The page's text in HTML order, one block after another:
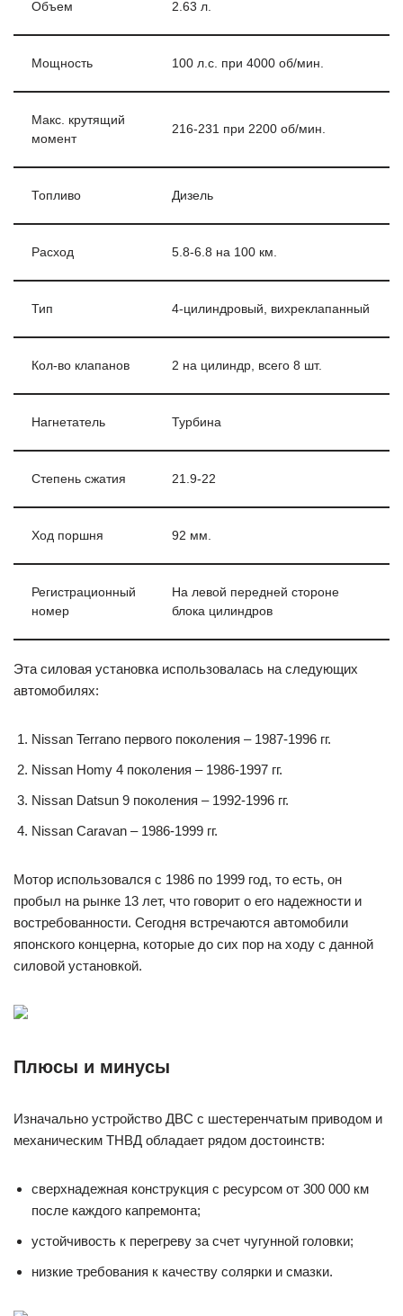
Объем 2.63 л.
Мощность 100 л.с. при 4000 об/мин.
Макс. крутящий
момент
216-231 при 2200 об/мин.
Топливо Дизель
Расход 5.8-6.8 на 100 км.
Тип 4-цилиндровый, вихреклапанный
Кол-во клапанов 2 на цилиндр, всего 8 шт.
Нагнетатель Турбина
Степень сжатия 21.9-22
Ход поршня 92 мм.
Регистрационный
номер
На левой передней стороне
блока цилиндров
Эта силовая установка использовалась на следующих
автомобилях:
Nissan Terrano первого поколения – 1987-1996 гг.
Nissan Homy 4 поколения – 1986-1997 гг.
Nissan Datsun 9 поколения – 1992-1996 гг.
Nissan Caravan – 1986-1999 гг.
Мотор использовался с 1986 по 1999 год, то есть, он
пробыл на рынке 13 лет, что говорит о его надежности и
востребованности. Сегодня встречаются автомобили
японского концерна, которые до сих пор на ходу с данной
силовой установкой.
Плюсы и минусы
Изначально устройство ДВС с шестеренчатым приводом и
механическим ТНВД обладает рядом достоинств:
сверхнадежная конструкция с ресурсом от 300 000 км
после каждого капремонта;
устойчивость к перегреву за счет чугунной головки;
низкие требования к качеству солярки и смазки.